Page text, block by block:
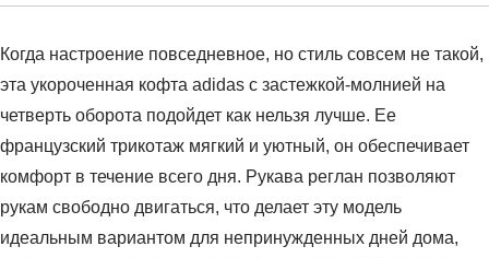
Когда настроение повседневное, но стиль совсем не такой,
эта укороченная кофта adidas с застежкой-молнией на
четверть оборота подойдет как нельзя лучше. Ее
французский трикотаж мягкий и уютный, он обеспечивает
комфорт в течение всего дня. Рукава реглан позволяют
рукам свободно двигаться, что делает эту модель
идеальным вариантом для непринужденных дней дома,